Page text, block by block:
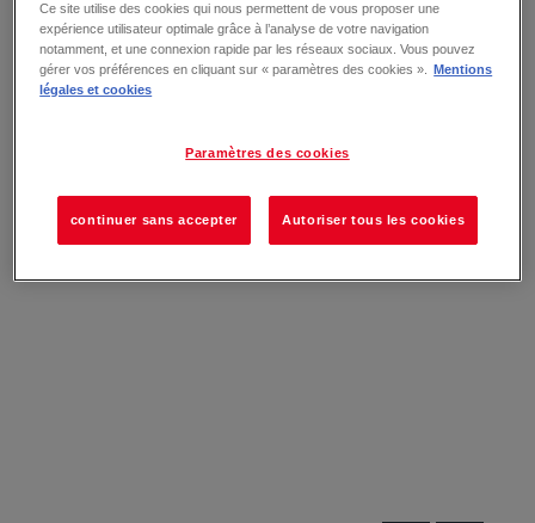
Ce site utilise des cookies qui nous permettent de vous proposer une
expérience utilisateur optimale grâce à l’analyse de votre navigation
notamment, et une connexion rapide par les réseaux sociaux. Vous pouvez
gérer vos préférences en cliquant sur « paramètres des cookies ».
Mentions
légales et cookies
Paramètres des cookies
continuer sans accepter Autoriser tous les cookies